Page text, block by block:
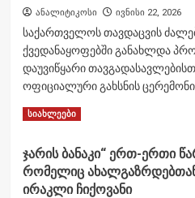
სერჟანტებს
დღე
მიულოცა
ანალიტიკოსი ივნისი 22, 2026
საქართველოს თავდაცვის
ქვედანაყოფებში განახლდა
დაუვიწყარი
ოფიციალური გახსნის
Read MoreRead
თავდაცვის
სამინისტროს
პროექტი
სიახლეები
ჯარის ბანაკი“ ერთ-ერთი
რომელიც ახალგაზრდებთან
ირაკლი ჩიქოვანი